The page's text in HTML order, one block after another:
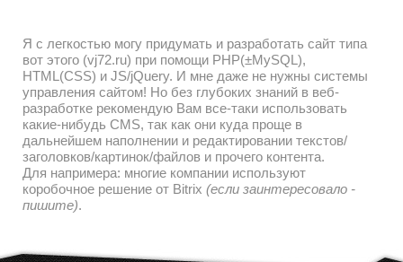
Я с легкостью могу придумать и разработать сайт типа
вот этого (vj72.ru) при помощи PHP(±MySQL),
HTML(CSS) и JS/jQuery. И мне даже не нужны системы
управления сайтом! Но без глубоких знаний в веб-
разработке рекомендую Вам все-таки использовать
какие-нибудь CMS, так как они куда проще в
дальнейшем наполнении и редактировании текстов/
заголовков/картинок/файлов и прочего контента.
Для напримера: многие компании используют
коробочное решение от Bitrix (если заинтересовало -
пишите).